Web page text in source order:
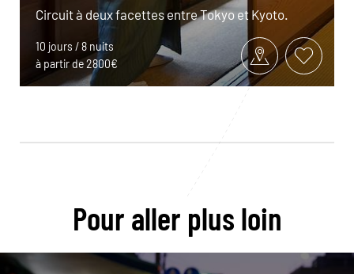
Circuit à deux facettes entre Tokyo et Kyoto.
10 jours / 8 nuits
à partir de 2800€
Pour aller plus loin